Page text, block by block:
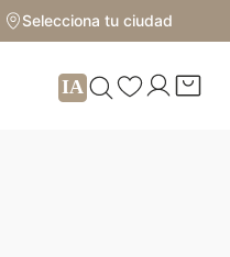
Selecciona tu ciudad